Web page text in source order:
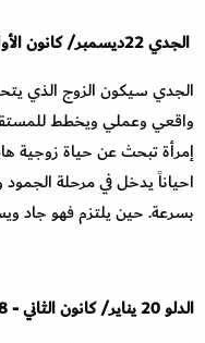
الجدي22ديسمبر/كانون
الجدي سيكون الزوج الذي
واقعي وعملي ويخطط
إمرأة تبحث عن حياة زوجية
احياناً يدخل في مرحلة
بسرعة. حين يلتزم فهو جاد
الدلو20يناير/كانون الثاني-